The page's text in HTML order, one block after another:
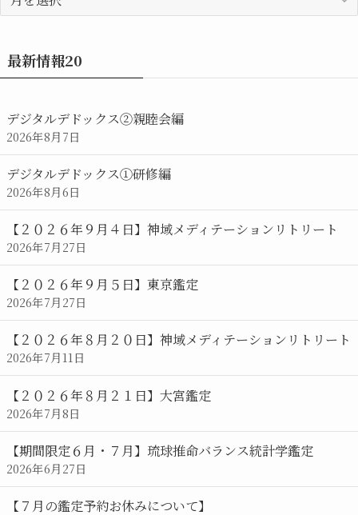
去
お
知
せ/
カ
レ
ン
ダ
ー
最新情報20
デジタルデドックス②親睦会編
2026年8月7日
デジタルデドックス①研修編
2026年8月6日
【２０２６年９月４日】神域メディテーションリトリート
2026年7月27日
【２０２６年９月５日】東京鑑定
2026年7月27日
【２０２６年８月２０日】神域メディテーションリトリート
2026年7月11日
【２０２６年８月２１日】大宮鑑定
2026年7月8日
【期間限定６月・７月】琉球推命バランス統計学鑑定
2026年6月27日
【７月の鑑定予約お休みについて】